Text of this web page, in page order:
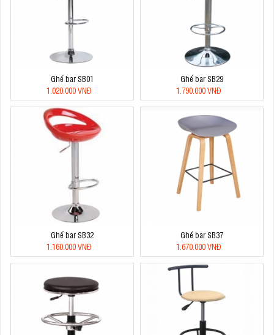
Ghế bar SB01
1.020.000 VNĐ
Ghế bar SB29
1.790.000 VNĐ
Ghế bar SB32
1.160.000 VNĐ
Ghế bar SB37
1.670.000 VNĐ